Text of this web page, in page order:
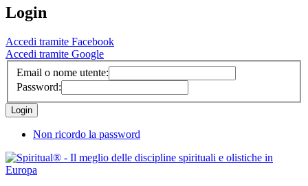
Login
Accedi tramite Facebook
Accedi tramite Google
Email o nome utente:
Password:
Non ricordo la password